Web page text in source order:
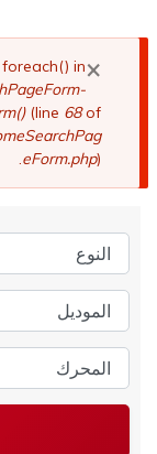
×
رسالة
الخطأ
in
(line 68of
eForm.php).
النوع
الموديل
المحرك